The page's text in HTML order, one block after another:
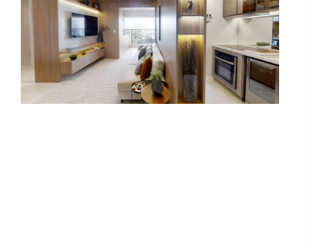
idea home resort